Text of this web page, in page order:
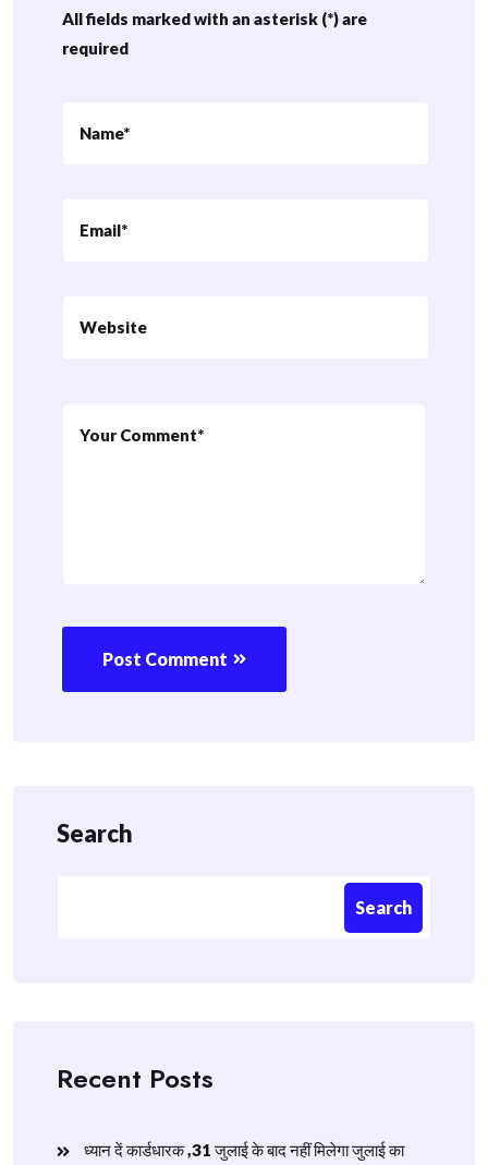
All fields marked with an asterisk (*) are
required
Post Comment
Search
Search
Recent Posts
ध्यान दें कार्डधारक ,31 जुलाई के बाद नहीं मिलेगा जुलाई का